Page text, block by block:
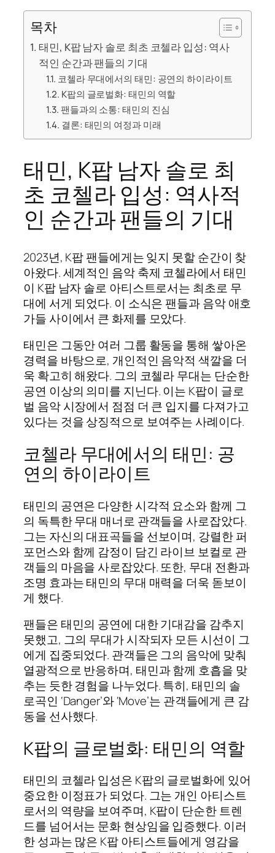
목차
태민, K팝 남자 솔로 최초 코첼라 입성: 역사
적인 순간과 팬들의 기대
코첼라 무대에서의 태민: 공연의 하이라이트
K팝의 글로벌화: 태민의 역할
팬들과의 소통: 태민의 진심
결론: 태민의 여정과 미래
태민, K팝 남자 솔로 최
초 코첼라 입성: 역사적
인 순간과 팬들의 기대
2023년, K팝 팬들에게는 잊지 못할 순간이 찾
아왔다. 세계적인 음악 축제 코첼라에서 태민
이 K팝 남자 솔로 아티스트로서는 최초로 무
대에 서게 되었다. 이 소식은 팬들과 음악 애호
가들 사이에서 큰 화제를 모았다.
태민은 그동안 여러 그룹 활동을 통해 쌓아온
경력을 바탕으로, 개인적인 음악적 색깔을 더
욱 확고히 해왔다. 그의 코첼라 무대는 단순한
공연 이상의 의미를 지닌다. 이는 K팝이 글로
벌 음악 시장에서 점점 더 큰 입지를 다져가고
있다는 것을 상징적으로 보여주는 사례이다.
코첼라 무대에서의 태민: 공
연의 하이라이트
태민의 공연은 다양한 시각적 요소와 함께 그
의 독특한 무대 매너로 관객들을 사로잡았다.
그는 자신의 대표곡들을 선보이며, 강렬한 퍼
포먼스와 함께 감정이 담긴 라이브 보컬로 관
객들의 마음을 사로잡았다. 또한, 무대 전환과
조명 효과는 태민의 무대 매력을 더욱 돋보이
게 했다.
팬들은 태민의 공연에 대한 기대감을 감추지
못했고, 그의 무대가 시작되자 모든 시선이 그
에게 집중되었다. 관객들은 그의 음악에 맞춰
열광적으로 반응하며, 태민과 함께 호흡을 맞
추는 듯한 경험을 나누었다. 특히, 태민의 솔
로곡인 ‘Danger’와 ‘Move’는 관객들에게 큰 감
동을 선사했다.
K팝의 글로벌화: 태민의 역할
태민의 코첼라 입성은 K팝의 글로벌화에 있어
중요한 이정표가 되었다. 그는 개인 아티스트
로서의 역량을 보여주며, K팝이 단순한 트렌
드를 넘어서는 문화 현상임을 입증했다. 이러
한 성과는 많은 K팝 아티스트들에게 영감을